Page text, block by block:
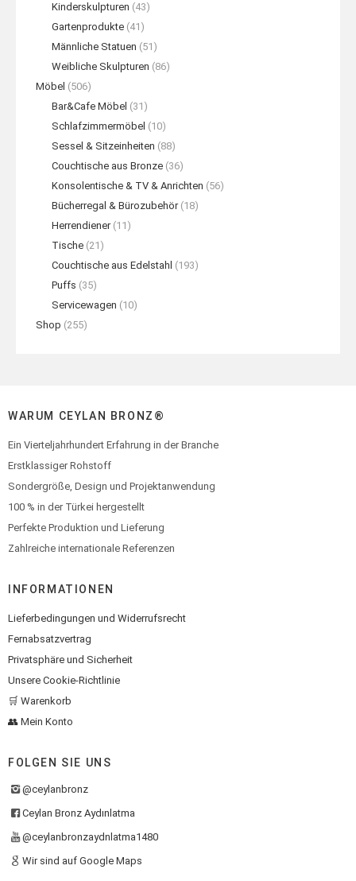
Kinderskulpturen (43)
Gartenprodukte (41)
Männliche Statuen (51)
Weibliche Skulpturen (86)
Möbel (506)
Bar&Cafe Möbel (31)
Schlafzimmermöbel (10)
Sessel & Sitzeinheiten (88)
Couchtische aus Bronze (36)
Konsolentische & TV & Anrichten (56)
Bücherregal & Bürozubehör (18)
Herrendiener (11)
Tische (21)
Couchtische aus Edelstahl (193)
Puffs (35)
Servicewagen (10)
Shop (255)
WARUM CEYLAN BRONZ®
Ein Vierteljahrhundert Erfahrung in der Branche
Erstklassiger Rohstoff
Sondergröße, Design und Projektanwendung
100 % in der Türkei hergestellt
Perfekte Produktion und Lieferung
Zahlreiche internationale Referenzen
INFORMATIONEN
Lieferbedingungen und Widerrufsrecht
Fernabsatzvertrag
Privatsphäre und Sicherheit
Unsere Cookie-Richtlinie
🛒 Warenkorb
👥 Mein Konto
FOLGEN SIE UNS
@ceylanbronz
Ceylan Bronz Aydınlatma
@ceylanbronzaydnlatma1480
Wir sind auf Google Maps